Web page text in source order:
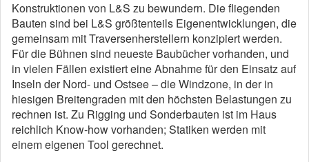
Konstruktionen von L&S zu bewundern. Die fliegenden
Bauten sind bei L&S größtenteils Eigenentwicklungen, die
gemeinsam mit Traversenherstellern konzipiert werden.
Für die Bühnen sind neueste Baubücher vorhanden, und
in vielen Fällen existiert eine Abnahme für den Einsatz auf
Inseln der Nord- und Ostsee – die Windzone, in der in
hiesigen Breitengraden mit den höchsten Belastungen zu
rechnen ist. Zu Rigging und Sonderbauten ist im Haus
reichlich Know-how vorhanden; Statiken werden mit
einem eigenen Tool gerechnet.